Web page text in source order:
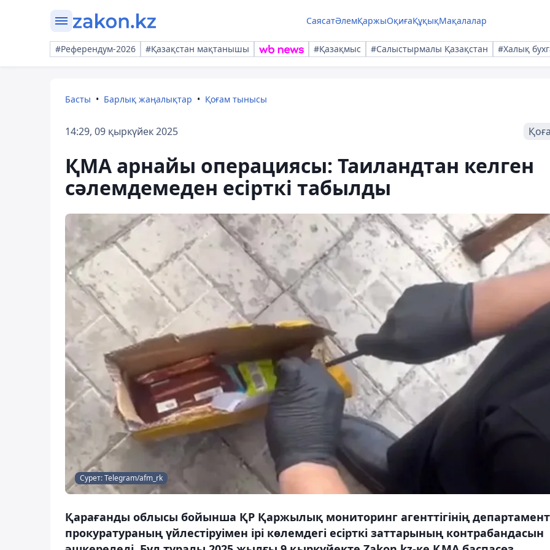
СаясатӘлемҚаржыОқиғаҚұқықМақалалар
#Референдум-2026 #Қазақстан мақтанышы #Қазақмыс #Салыстырмалы Қазақстан #Халық
Басты Барлық жаңалықтар Қоғам тынысы
14:29, 09 қыркүйек 2025
ҚМА арнайы операциясы: Таиландтан келген
сәлемдемеден есірткі табылды
Сурет: Telegram/afm_rk
Қарағанды облысы бойынша ҚР Қаржылық мониторинг агенттігінің
прокуратураның үйлестіруімен ірі көлемдегі есірткі заттарының контрабандасын